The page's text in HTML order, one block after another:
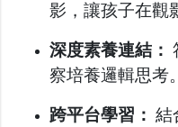
影，讓孩子在觀
深度素養連結：
察培養邏輯思考。
跨平台學習： 結